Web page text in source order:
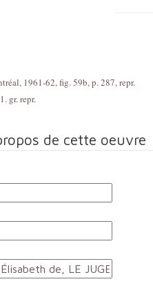
1961-62, fig. 59b, p. 287, repr.
gr. repr.
de cette oeuvre